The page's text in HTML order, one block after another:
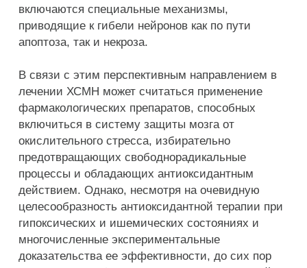
включаются специальные механизмы,
приводящие к гибели нейронов как по пути
апоптоза, так и некроза.
В связи с этим перспективным направлением в
лечении ХСМН может считаться применение
фармакологических препаратов, способных
включиться в систему защиты мозга от
окислительного стресса, избирательно
предотвращающих свободнорадикальные
процессы и обладающих антиоксидантным
действием. Однако, несмотря на очевидную
целесообразность антиоксидантной терапии при
гипоксических и ишемических состояниях и
многочисленные экспериментальные
доказательства ее эффективности, до сих пор